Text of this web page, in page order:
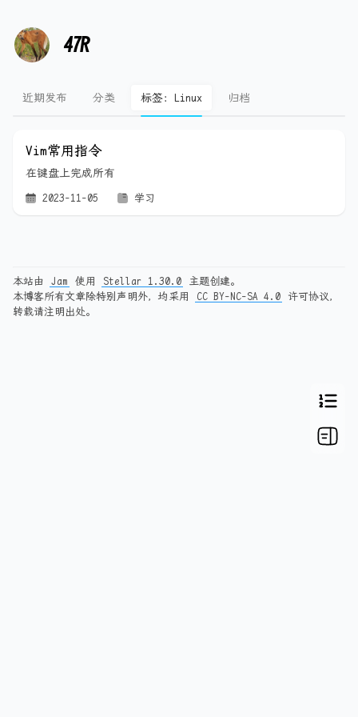
47R
近期发布 分类 标签：Linux 归档
Vim常用指令
在键盘上完成所有
2023-11-05 学习
本站由 Jam 使用 Stellar 1.30.0
主题创建。
本博客所有文章除特别声明外，均采用
CC BY-NC-SA 4.0
许可协议，
转载请注明出处。